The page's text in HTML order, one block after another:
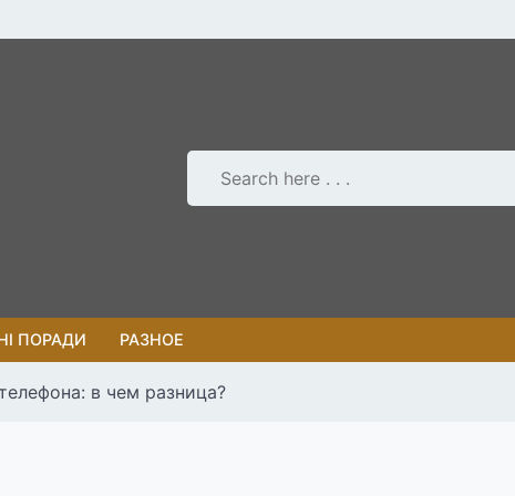
ПОРАДИ РАЗНОЕ
в чем разница?